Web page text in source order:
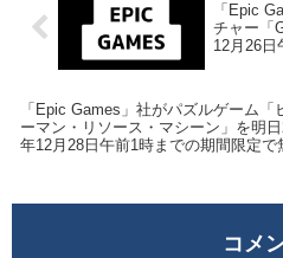
「Epic
チャー「
12月26日
「Epic Games」社がパズルゲーム「
ーマン・リソース・マシーン」を明
年12月28日午前1時までの期間限定で
コメ